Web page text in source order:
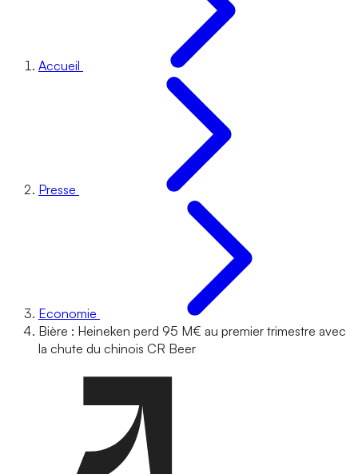
Accueil
Presse
Economie
Bière : Heineken perd 95 M€ au premier trimestre avec
la chute du chinois CR Beer